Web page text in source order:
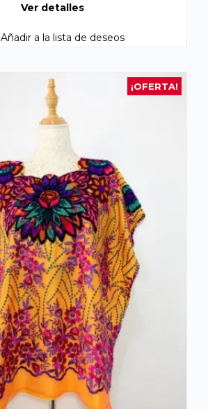
Ver detalles
Añadir a la lista de deseos
¡OFERTA!